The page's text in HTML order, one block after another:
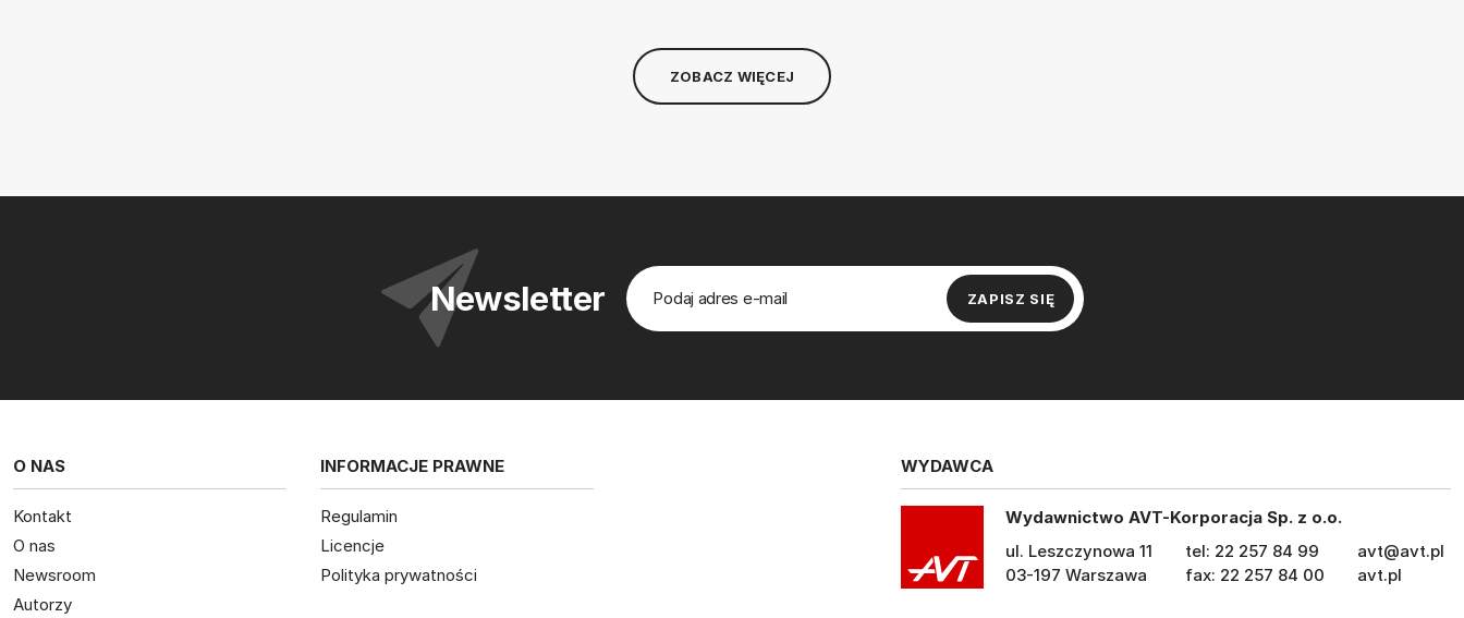
ZOBACZ WIĘCEJ
Newsletter
O NAS
Kontakt
O nas
Newsroom
Autorzy
INFORMACJE PRAWNE
Regulamin
Licencje
Polityka prywatności
WYDAWCA
Wydawnictwo AVT-Korporacja Sp. z o.o.
ul. Leszczynowa 11
03-197 Warszawa
tel: 22 257 84 99
fax: 22 257 84 00
avt@avt.pl
avt.pl